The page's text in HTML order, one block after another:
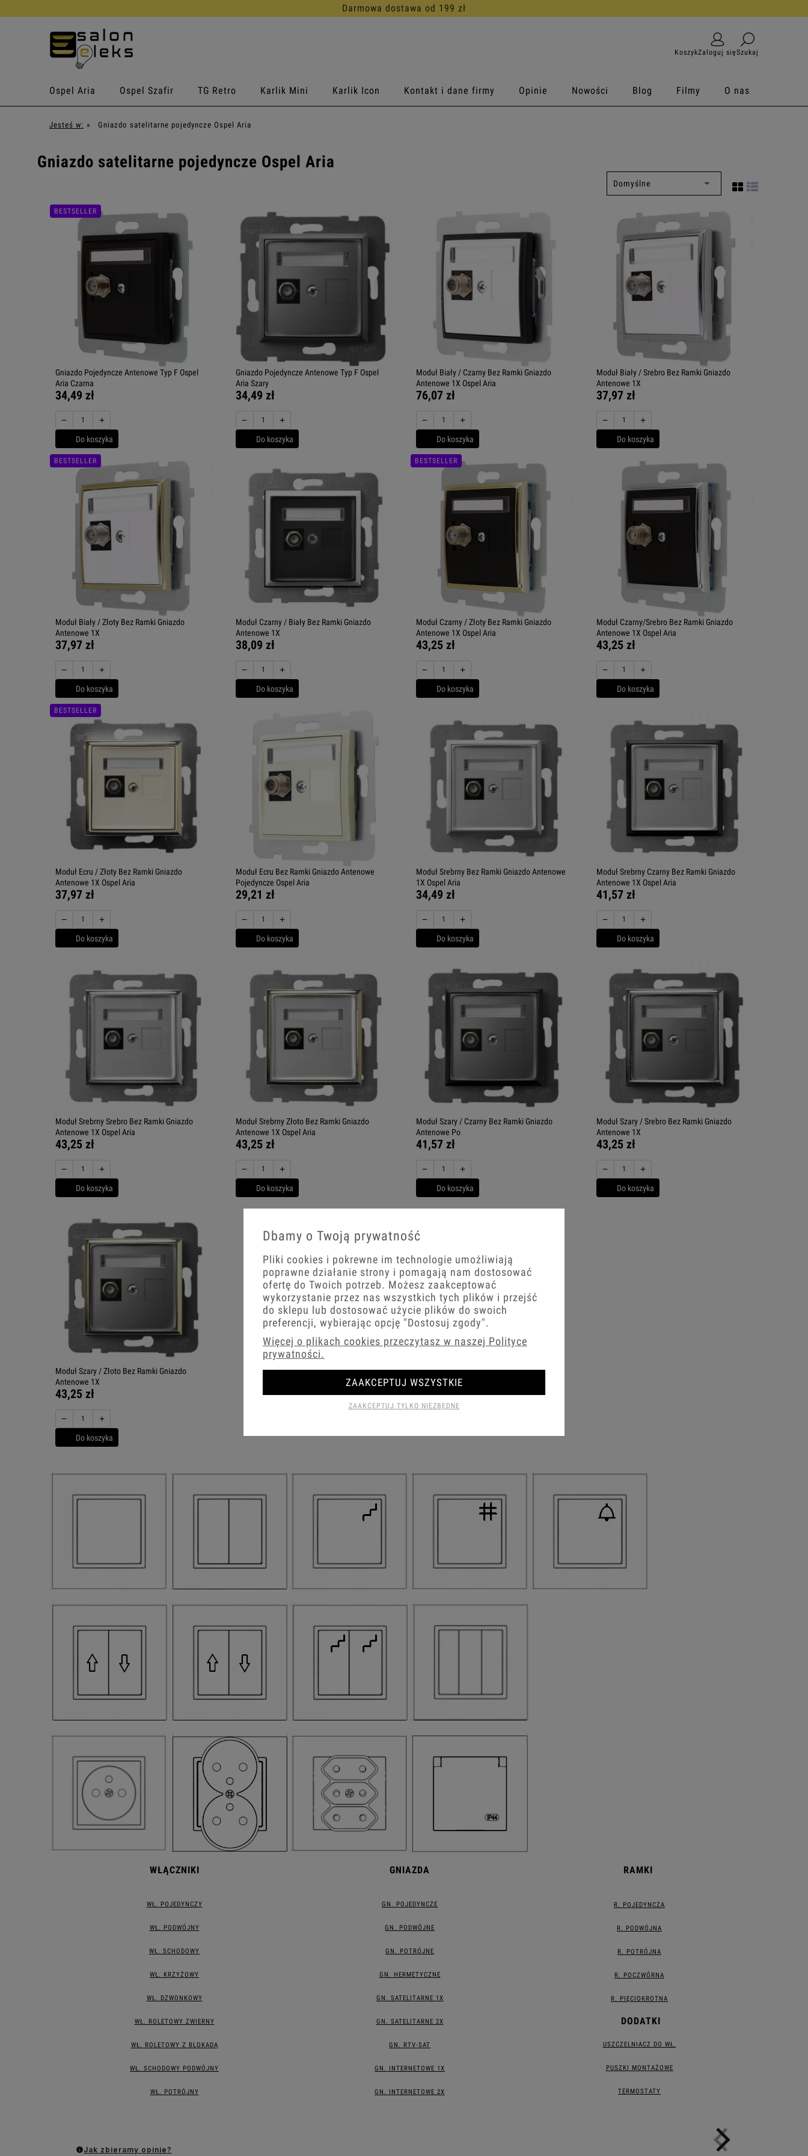
30 dni na darmowy zwrot
KoszykZaloguj sięSzukaj
Ospel Aria Ospel Szafir TG Retro Karlik Mini Karlik Icon Kontakt i dane firmy Opinie Nowości Blog Filmy O nas
Jesteś w: » Gniazdo satelitarne pojedyncze Ospel Aria
Gniazdo satelitarne pojedyncze Ospel Aria
Gniazdo Pojedyncze Antenowe Typ F Ospel
Aria Czarna
34,49 zł
− +
Do koszyka
BESTSELLER
Gniazdo Pojedyncze Antenowe Typ F Ospel
Aria Szary
34,49 zł
− +
Do koszyka
Moduł Biały / Czarny Bez Ramki Gniazdo
Antenowe 1X Ospel Aria
76,07 zł
− +
Do koszyka
Moduł Biały / Srebro Bez Ramki Gniazdo
Antenowe 1X
37,97 zł
− +
Do koszyka
Moduł Biały / Złoty Bez Ramki Gniazdo
Antenowe 1X
37,97 zł
− +
Do koszyka
BESTSELLER
Moduł Czarny / Biały Bez Ramki Gniazdo
Antenowe 1X
38,09 zł
− +
Do koszyka
Moduł Czarny / Złoty Bez Ramki Gniazdo
Antenowe 1X Ospel Aria
43,25 zł
− +
Do koszyka
BESTSELLER
Moduł Czarny/Srebro Bez Ramki Gniazdo
Antenowe 1X Ospel Aria
43,25 zł
− +
Do koszyka
Moduł Ecru / Złoty Bez Ramki Gniazdo
Antenowe 1X Ospel Aria
37,97 zł
− +
Do koszyka
BESTSELLER
Moduł Ecru Bez Ramki Gniazdo Antenowe
Pojedyncze Ospel Aria
29,21 zł
− +
Do koszyka
Moduł Srebrny Bez Ramki Gniazdo Antenowe
1X Ospel Aria
34,49 zł
− +
Do koszyka
Moduł Srebrny Czarny Bez Ramki Gniazdo
Antenowe 1X Ospel Aria
41,57 zł
− +
Do koszyka
Moduł Srebrny Srebro Bez Ramki Gniazdo
Antenowe 1X Ospel Aria
43,25 zł
− +
Do koszyka
Moduł Srebrny Złoto Bez Ramki Gniazdo
Antenowe 1X Ospel Aria
43,25 zł
− +
Do koszyka
Moduł Szary / Czarny Bez Ramki Gniazdo
Antenowe Po
41,57 zł
− +
Do koszyka
Moduł Szary / Srebro Bez Ramki Gniazdo
Antenowe 1X
43,25 zł
− +
Do koszyka
Moduł Szary / Złoto Bez Ramki Gniazdo
Antenowe 1X
43,25 zł
− +
Do koszyka
WŁĄCZNIKI GNIAZDA RAMKI
WŁ. POJEDYNCZY
WŁ. PODWÓJNY
WŁ. SCHODOWY
WŁ. KRZYŻOWY
WŁ. DZWONKOWY
WŁ. ROLETOWY ZWIERNY
WŁ. ROLETOWY Z BLOKADĄ
WŁ. SCHODOWY PODWÓJNY
WŁ. POTRÓJNY
GN. POJEDYNCZE
GN. PODWÓJNE
GN. POTRÓJNE
GN. HERMETYCZNE
GN. SATELITARNE 1X
GN. SATELITARNE 2X
GN. RTV-SAT
GN. INTERNETOWE 1X
GN. INTERNETOWE 2X
R. POJEDYNCZA
R. PODWÓJNA
R. POTRÓJNA
R. POCZWÓRNA
R. PIĘCIOKROTNA
DODATKI
USZCZELNIACZ DO WŁ.
PUSZKI MONTAŻOWE
TERMOSTATY
Jak zbieramy opinie?
Dbamy o Twoją prywatność
Pliki cookies i pokrewne im technologie umożliwiają
poprawne działanie strony i pomagają nam dostosować
ofertę do Twoich potrzeb. Możesz zaakceptować
wykorzystanie przez nas wszystkich tych plików i przejść
do sklepu lub dostosować użycie plików do swoich
preferencji, wybierając opcję "Dostosuj zgody".
Więcej o plikach cookies przeczytasz w naszej Polityce
prywatności.
ZAAKCEPTUJ TYLKO NIEZBĘDNE
ZAAKCEPTUJ WSZYSTKIE